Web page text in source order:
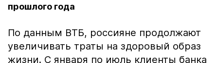
прошлого года
По данным ВТБ, россияне продолжают
увеличивать траты на здоровый образ
жизни. С января по июль клиенты банка